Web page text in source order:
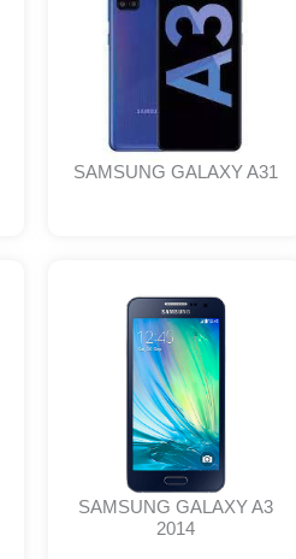
SAMSUNG GALAXY A31
SAMSUNG GALAXY A3
2014